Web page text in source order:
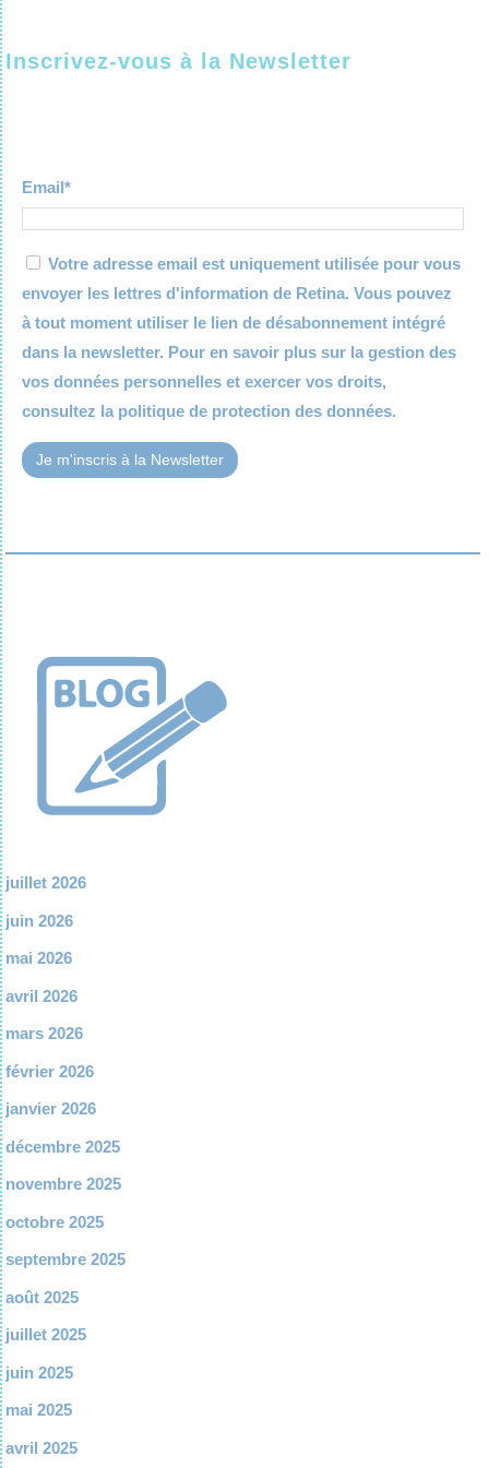
Inscrivez-vous à la Newsletter
Email*
Votre adresse email est uniquement utilisée pour vous
envoyer les lettres d'information de Retina. Vous pouvez
à tout moment utiliser le lien de désabonnement intégré
dans la newsletter. Pour en savoir plus sur la gestion des
vos données personnelles et exercer vos droits,
consultez la politique de protection des données.
juillet 2026
juin 2026
mai 2026
avril 2026
mars 2026
février 2026
janvier 2026
décembre 2025
novembre 2025
octobre 2025
septembre 2025
août 2025
juillet 2025
juin 2025
mai 2025
avril 2025